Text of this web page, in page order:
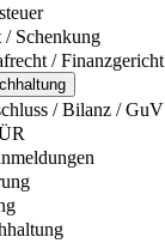
/ Schenkung
/ Finanzgericht
/ Bilanz / GuV